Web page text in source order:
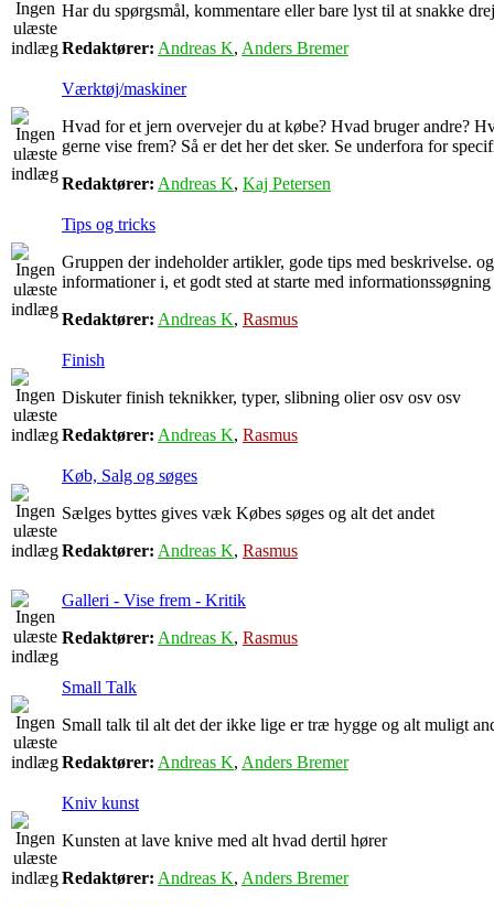
Har du spørgsmål, kommentare eller bare lyst til at snakke
Redaktører: Andreas K, Anders Bremer
Værktøj/maskiner
Hvad for et jern overvejer du at købe? Hvad bruger andre?
gerne vise frem? Så er det her det sker. Se underfora for
Redaktører: Andreas K, Kaj Petersen
Tips og tricks
Gruppen der indeholder artikler, gode tips med beskrivelse.
informationer i, et godt sted at starte med informationssøgning
Redaktører: Andreas K, Rasmus
Finish
Diskuter finish teknikker, typer, slibning olier osv osv osv
Redaktører: Andreas K, Rasmus
Køb, Salg og søges
Sælges byttes gives væk Købes søges og alt det andet
Redaktører: Andreas K, Rasmus
Galleri - Vise frem - Kritik
Redaktører: Andreas K, Rasmus
Small Talk
Small talk til alt det der ikke lige er træ hygge og alt muligt
Redaktører: Andreas K, Anders Bremer
Kniv kunst
Kunsten at lave knive med alt hvad dertil hører
Redaktører: Andreas K, Anders Bremer